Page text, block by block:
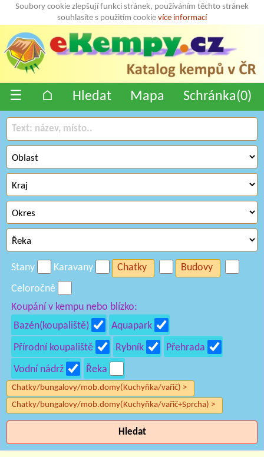
Soubory cookie zlepšují funkci stránek, používáním těchto stránek
souhlasíte s použitím cookie více informací
☰ ⌂ Hledat Mapa Schránka(0)
Stany Karavany Chatky
Budovy
Celoročně
Koupání v kempu nebo blízko:
Bazén(koupaliště)
Aquapark
Přírodní koupaliště
Rybník
Přehrada
Vodní nádrž
Řeka
Chatky/bungalovy/mob.domy(Kuchyňka/vařič) >
Chatky/bungalovy/mob.domy(Kuchyňka/vařič+Sprcha) >
Hledat